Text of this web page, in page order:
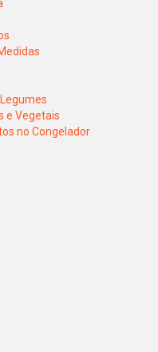
e Vegetais
no Congelador